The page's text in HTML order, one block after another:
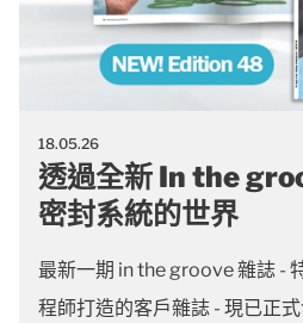
18.05.26
透過全新 In the
密封系統的世界
最新一期 in the groove 雜誌 -
程師打造的客戶雜誌 - 現已正式